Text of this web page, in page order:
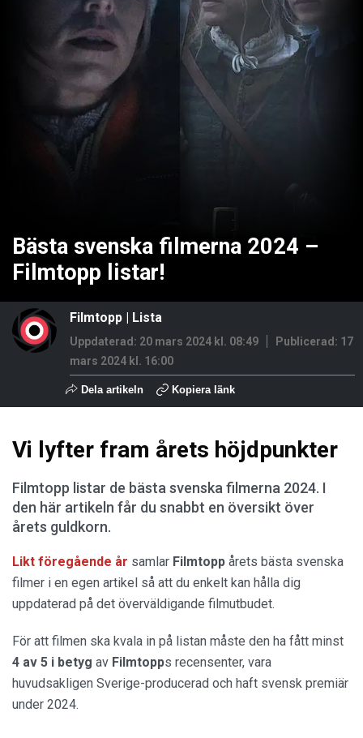
Bästa svenska filmerna 2024 –
Filmtopp listar!
Filmtopp Lista
Uppdaterad: 20 mars 2024 kl. 08:49 Publicerad: 17
mars 2024 kl. 16:00
Dela artikeln Kopiera länk
Vi lyfter fram årets höjdpunkter
Filmtopp listar de bästa svenska filmerna 2024. I
den här artikeln får du snabbt en översikt över
årets guldkorn.
Likt föregående år samlar Filmtopp årets bästa svenska
filmer i en egen artikel så att du enkelt kan hålla dig
uppdaterad på det överväldigande filmutbudet.
För att filmen ska kvala in på listan måste den ha fått minst
4 av 5 i betyg av Filmtopps recensenter, vara
huvudsakligen Sverige-producerad och haft svensk premiär
under 2024.